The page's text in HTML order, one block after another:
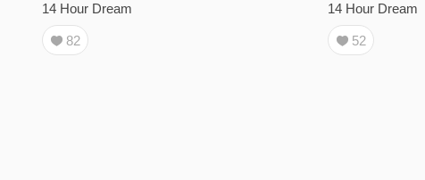
14 Hour Dream
82
14 Hour Dream
52